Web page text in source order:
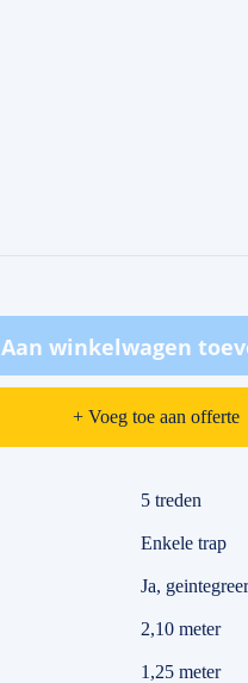
Aan winkelwagen
+ Voeg toe aan offerte
5 treden
Enkele trap
Ja,
2,10 meter
1,25 meter